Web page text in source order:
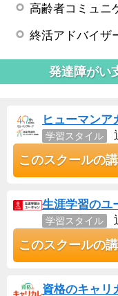
高齢者コミュニ
終活アドバイザ
発達障がい
ヒューマンア
学習スタイル
このスクールの
生涯学習のユ
学習スタイル
このスクールの
資格のキャリ